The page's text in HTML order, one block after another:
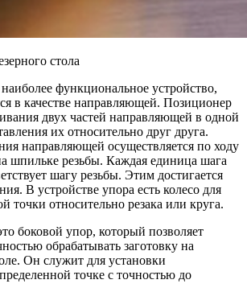
стола
функциональное устройство,
в качестве направляющей. Позиционер
двух частей направляющей в одной
их относительно друг друга.
направляющей осуществляется по ходу
шпильке резьбы. Каждая единица шага
шагу резьбы. Этим достигается
В устройстве упора есть колесо для
точки относительно резака или круга.
боковой упор, который позволяет
обрабатывать заготовку на
Он служит для установки
точке с точностью до